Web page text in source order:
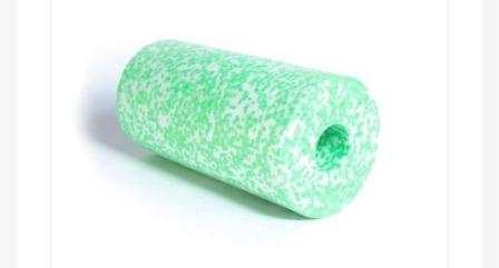
ПРИДБАТИ
Add to Wishlist